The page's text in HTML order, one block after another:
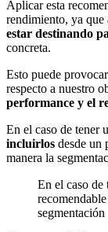
Aplicar esta
rendimiento, ya que
estar destinando
concreta.
Esto puede
respecto a nuestro
performance y el
En el caso de tener
incluirlos desde un
manera la
En el caso de
segmentación